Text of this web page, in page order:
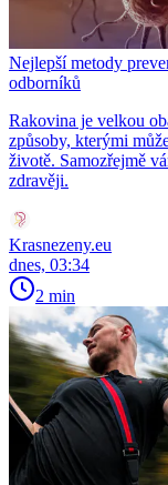
Nejlepší metody
odborníků
Rakovina je velkou
způsoby, kterými
životě. Samozřejmě
zdravěji.
Krasnezeny.eu
dnes, 03:34
2 min